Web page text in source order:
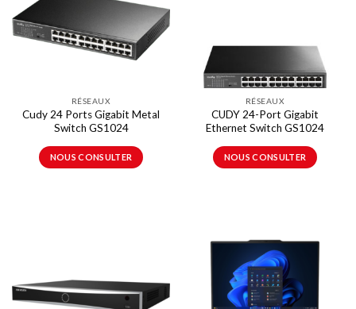
RÉSEAUX
Cudy 24 Ports Gigabit Metal
Switch GS1024
NOUS CONSULTER
RÉSEAUX
CUDY 24-Port Gigabit
Ethernet Switch GS1024
NOUS CONSULTER